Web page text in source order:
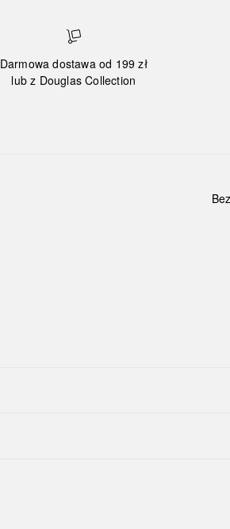
Darmowa dostawa od 199 zł
lub z Douglas Collection